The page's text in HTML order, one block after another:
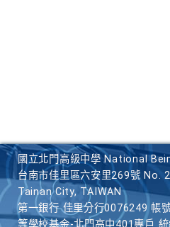
國立北門高級中學 National
台南市佳里區六安里269號 No.
Tainan City, TAIWAN
第一銀行 佳里分行0076249 帳
等學校基金-北門高中401專戶